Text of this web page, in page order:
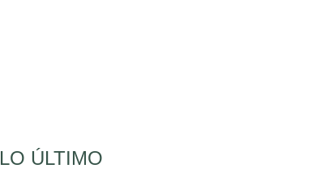
LO ÚLTIMO